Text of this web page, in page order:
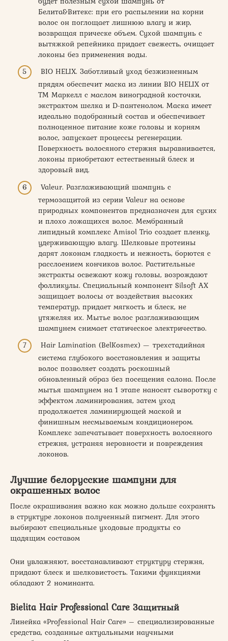
Белита&Витекс: при его распылении на корни
волос он поглощает лишнюю влагу и жир,
возвращая прическе объем. Сухой шампунь с
вытяжкой репейника придает свежесть, очищает
локоны без применения воды.
BIO HELIX. Заботливый уход безжизненным
прядям обеспечит маска из линии BIO HELIX от
ТМ Маркелл с маслом виноградной косточки,
экстрактом шелка и D-пантенолом. Маска имеет
идеально подобранный состав и обеспечивает
полноценное питание коже головы и корням
волос, запускает процессы регенерации.
Поверхность волосяного стержня выравнивается,
локоны приобретают естественный блеск и
здоровый вид.
Valeur. Разглаживающий шампунь с
термозащитой из серии Valeur на основе
природных компонентов предназначен для сухих
и плохо ложащихся волос. Мембранный
липидный комплекс Amisol Trio создает пленку,
удерживающую влагу. Шелковые протеины
дарят локонам гладкость и нежность, борются с
расслоением кончиков волос. Растительные
экстракты освежают кожу головы, возрождают
фолликулы. Специальный компонент Silsoft AX
защищает волосы от воздействия высоких
температур, придает мягкость и блеск, не
утяжеляя их. Мытье волос разглаживающим
шампунем снимает статическое электричество.
Hair Lamination (BelKosmex) — трехстадийная
система глубокого восстановления и защиты
волос позволяет создать роскошный
обновленный образ без посещения салона. После
мытья шампунем на 1 этапе наносят сыворотку с
эффектом ламинирования, затем уход
продолжается ламинирующей маской и
финишным несмываемым кондиционером.
Комплекс запечатывает поверхность волосяного
стрежня, устраняя неровности и повреждения
локонов.
Лучшие белорусские шампуни для
окрашенных волос
После окрашивания важно как можно дольше сохранять
в структуре локонов полученный пигмент. Для этого
выбирают специальные уходовые продукты со
щадящим составом
Они увлажняют, восстанавливают структуру стержня,
придают блеск и шелковистость. Такими функциями
обладают 2 номинанта.
Bielita Hair Professional Care Защитный
Линейка «Professional Hair Care» – специализированные
средства, созданные актуальными научными